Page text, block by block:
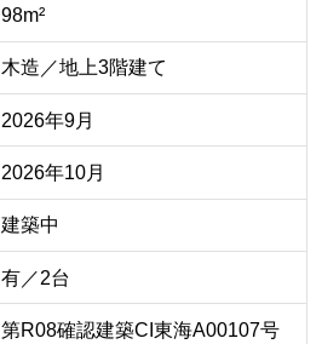
98m²
木造／地上3階建て
2026年9月
2026年10月
建築中
有／2台
第R08確認建築CI東海A00107号